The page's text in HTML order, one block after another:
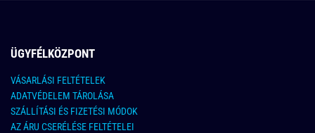
ÜGYFÉLKÖZPONT
VÁSARLÁSI FELTÉTELEK
ADATVÉDELEM TÁROLÁSA
SZÁLLÍTÁSI ÉS FIZETÉSI MÓDOK
AZ ÁRU CSERÉLÉSE FELTÉTELEI